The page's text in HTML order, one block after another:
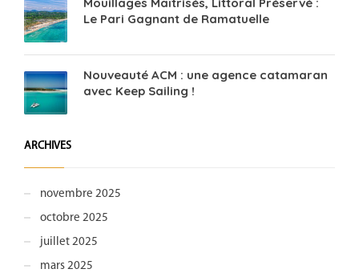
Le Pari Gagnant de Ramatuelle
Nouveauté ACM : une agence catamaran
avec Keep Sailing !
ARCHIVES
novembre 2025
octobre 2025
juillet 2025
mars 2025